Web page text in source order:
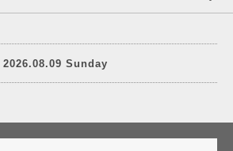
2026.08.09 Sunday